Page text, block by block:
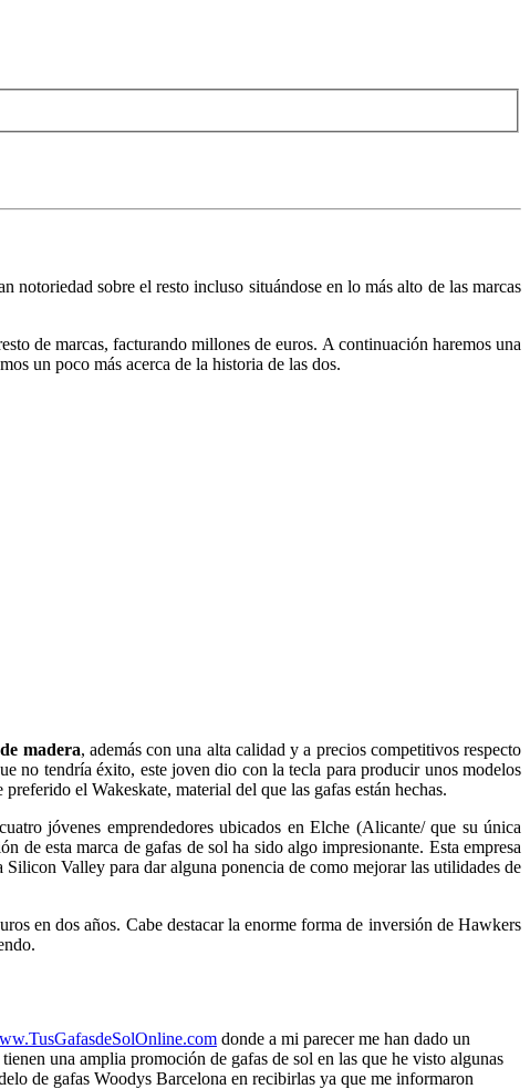
notoriedad sobre el resto incluso situándose en lo más alto de las marcas
de marcas, facturando millones de euros. A continuación haremos una
un poco más acerca de la historia de las dos.
madera, además con una alta calidad y a precios competitivos respecto
no tendría éxito, este joven dio con la tecla para producir unos modelos
el Wakeskate, material del que las gafas están hechas.
jóvenes emprendedores ubicados en Elche (Alicante/ que su única
esta marca de gafas de sol ha sido algo impresionante. Esta empresa
Valley para dar alguna ponencia de como mejorar las utilidades de
en dos años. Cabe destacar la enorme forma de inversión de Hawkers
donde a mi parecer me han dado un
una amplia promoción de gafas de sol en las que he visto algunas
de gafas Woodys Barcelona en recibirlas ya que me informaron